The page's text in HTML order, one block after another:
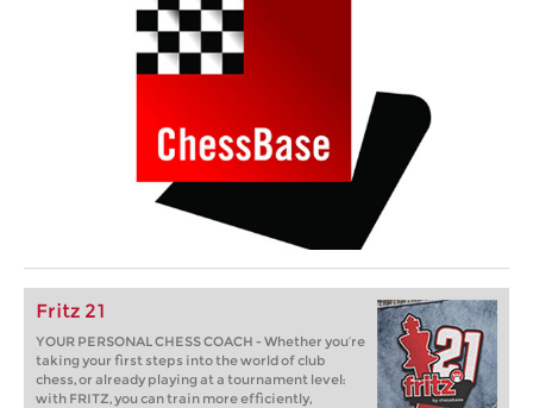
Fritz 21
YOUR PERSONAL CHESS COACH - Whether you’re
taking your first steps into the world of club
chess, or already playing at a tournament level:
with FRITZ, you can train more efficiently,